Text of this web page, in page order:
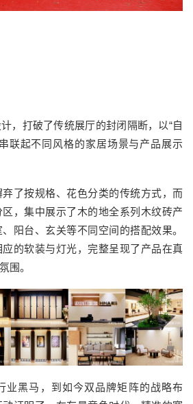
，打破了传统展厅的封闭隔断，以“自
联起不同风格的家居场景与产品展示
了按规格、花色分类的传统方式，而
，集中展示了木的地全系列木纹砖产
阳台、玄关等不同空间的搭配效果。
的软装与灯光，完整呈现了产品在真
围。
业黑马，到如今双品牌矩阵的战略布